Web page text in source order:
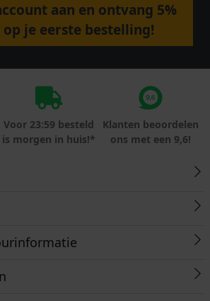
aan en ontvang 5%
je eerste bestelling!
Voor 23:59 besteld
is morgen in huis!*
Klanten beoordelen
ons met een 9,6!